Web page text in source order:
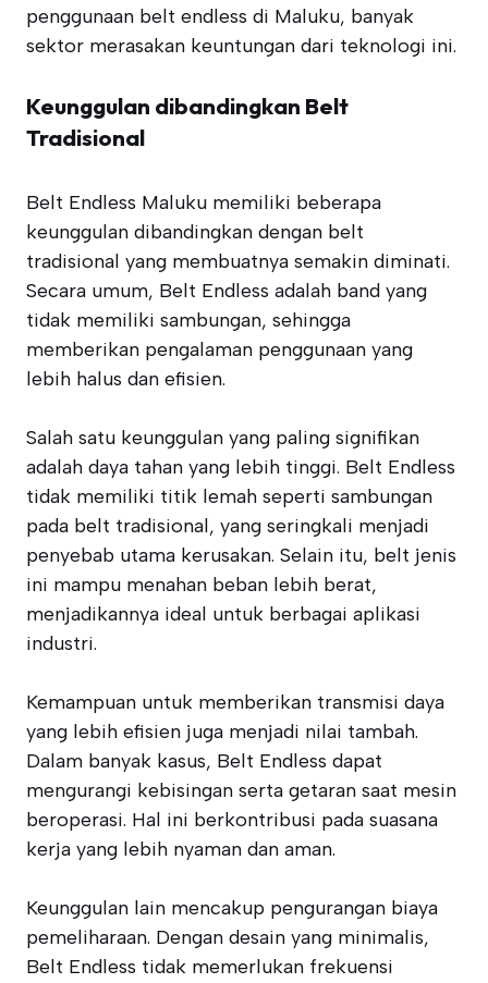
penggunaan belt endless di Maluku, banyak
sektor merasakan keuntungan dari teknologi ini.
Keunggulan dibandingkan Belt
Tradisional
Belt Endless Maluku memiliki beberapa
keunggulan dibandingkan dengan belt
tradisional yang membuatnya semakin diminati.
Secara umum, Belt Endless adalah band yang
tidak memiliki sambungan, sehingga
memberikan pengalaman penggunaan yang
lebih halus dan efisien.
Salah satu keunggulan yang paling signifikan
adalah daya tahan yang lebih tinggi. Belt Endless
tidak memiliki titik lemah seperti sambungan
pada belt tradisional, yang seringkali menjadi
penyebab utama kerusakan. Selain itu, belt jenis
ini mampu menahan beban lebih berat,
menjadikannya ideal untuk berbagai aplikasi
industri.
Kemampuan untuk memberikan transmisi daya
yang lebih efisien juga menjadi nilai tambah.
Dalam banyak kasus, Belt Endless dapat
mengurangi kebisingan serta getaran saat mesin
beroperasi. Hal ini berkontribusi pada suasana
kerja yang lebih nyaman dan aman.
Keunggulan lain mencakup pengurangan biaya
pemeliharaan. Dengan desain yang minimalis,
Belt Endless tidak memerlukan frekuensi